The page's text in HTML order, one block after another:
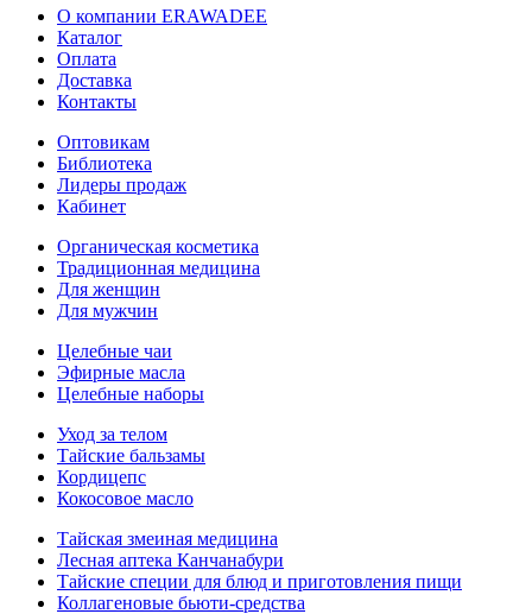
О компании ERAWADEE
Каталог
Оплата
Доставка
Контакты
Оптовикам
Библиотека
Лидеры продаж
Кабинет
Органическая косметика
Традиционная медицина
Для женщин
Для мужчин
Целебные чаи
Эфирные масла
Целебные наборы
Уход за телом
Тайские бальзамы
Кордицепс
Кокосовое масло
Тайская змеиная медицина
Лесная аптека Канчанабури
Тайские специи для блюд и приготовления пищи
Коллагеновые бьюти-средства